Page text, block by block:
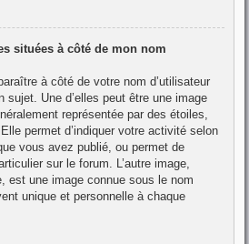
situées à côté de mon nom
à côté de votre nom d’utilisateur
sujet. Une d’elles peut être une image
représentée par des étoiles,
permet d’indiquer votre activité selon
vous avez publié, ou permet de
sur le forum. L’autre image,
est une image connue sous le nom
unique et personnelle à chaque